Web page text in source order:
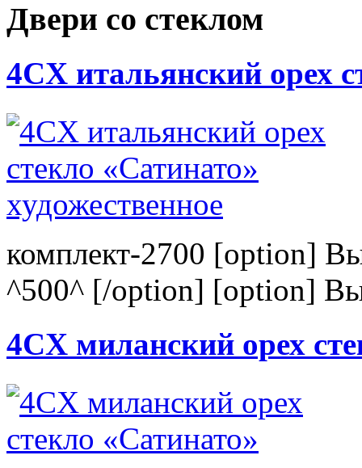
Двери со стеклом
4CХ итальянский орех
комплект-2700 [option]
^500^ [/option] [option]
4CХ миланский орех